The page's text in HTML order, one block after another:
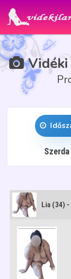
Vidéki
Lia (34) -